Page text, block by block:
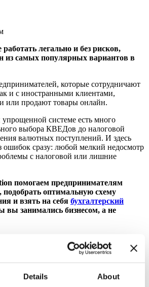
Details About
легально и без рисков,
из самых популярных вариантов в
которые сотрудничают
и с иностранными клиентами,
или продают товары онлайн.
системе есть много
выбора КВЕДов до налоговой
валютных поступлений. И здесь
ошибок сразу: любой мелкий недосмотр
с налоговой или лишние
помогаем предпринимателям
оптимальную схему
и взять на себя бухгалтерский
вы занимались бизнесом, а не
для третьей группы ФОП